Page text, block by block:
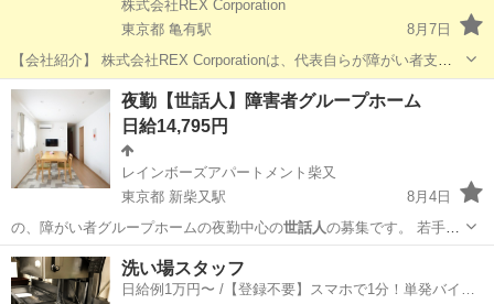
株式会社REX Corporation
東京都 亀有駅
8月7日
【会社紹介】 株式会社REX Corporationは、代表自らが障がい者支援
をライフワークとし、法整備やスポーツ大会の主催など、多方面で尽
力してきた企業です。 そんな想いをかたちにしたグループホーム「ク
ルーハウス」が...
東京 葛飾区 亀有駅 その他 生活支援員
夜勤【世話人】障害者グループホーム
日給14,795円
レインボーズアパートメント柴又
東京都 新柴又駅
8月4日
の、障がい者グループホームの夜勤中心の世話人の募集です。 若手か
らミドル、ベ…
東京 葛飾区 新柴又駅
洗い場スタッフ
日給例1万円〜 /【登録不要】スマホで1分！単発バイト